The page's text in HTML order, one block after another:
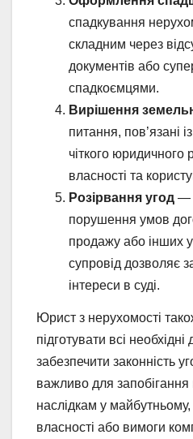
спадкування
складним через
документів або
спадкоємцями.
Вирішення
питання, пов’язані
чіткого юридичного
власності та
Розірвання угод —
порушення умов
продажу або інших
супровід дозволяє
інтереси в суді.
Юрист з нерухомості
підготувати всі
забезпечити законність
важливо для запобігання
наслідкам у
власності або вимоги